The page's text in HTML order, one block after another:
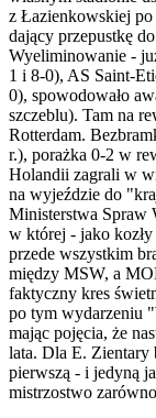
z Łazienkowskiej po
dający przepustkę
Wyeliminowanie -
1 i 8-0), AS Saint-
0), spowodowało
szczeblu). Tam na
Rotterdam.
r.), porażka 0-2 w
Holandii zagrali w
na wyjeździe do
Ministerstwa Spraw
w której - jako
przede wszystkim
między MSW, a
faktyczny kres
po tym wydarzeniu
mając pojęcia, że
lata. Dla E. Zientary
pierwszą - i jedyną
mistrzostwo